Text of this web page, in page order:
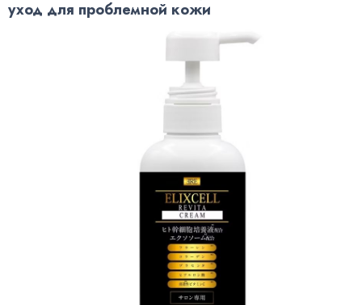
уход для проблемной кожи